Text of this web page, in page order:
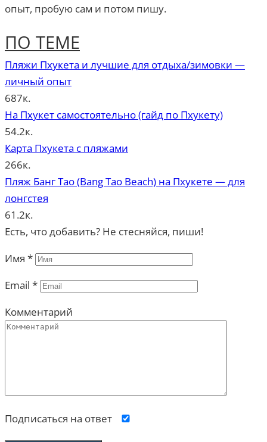
опыт, пробую сам и потом пишу.
ПО ТЕМЕ
Пляжи Пхукета и лучшие для отдыха/зимовки —
личный опыт
687к.
На Пхукет самостоятельно (гайд по Пхукету)
54.2к.
Карта Пхукета с пляжами
266к.
Пляж Банг Тао (Bang Tao Beach) на Пхукете — для
лонгстея
61.2к.
Есть, что добавить? Не стесняйся, пиши!
Имя *
Email *
Комментарий
Подписаться на ответ